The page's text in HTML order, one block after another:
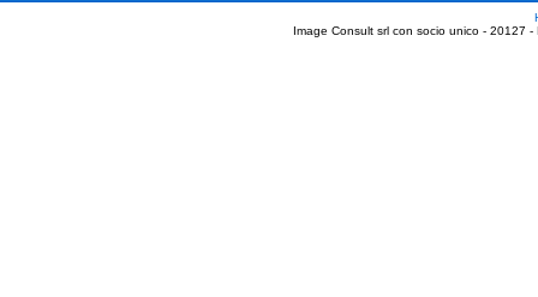
Image Consult srl con socio unico - 20127